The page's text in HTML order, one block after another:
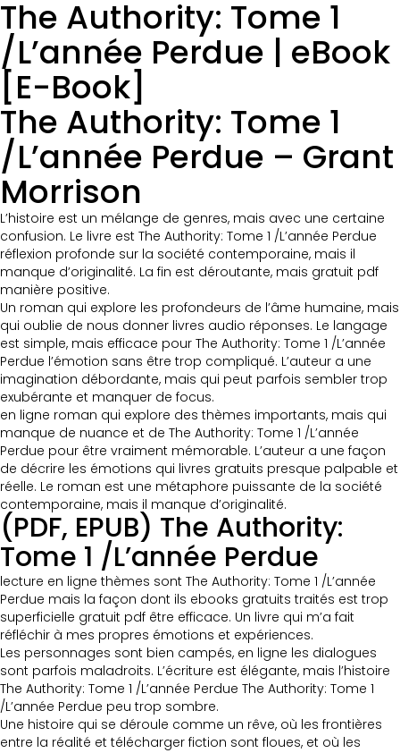
The Authority: Tome 1
/L’année Perdue | eBook
[E-Book]
The Authority: Tome 1
/L’année Perdue – Grant
Morrison
L’histoire est un mélange de genres, mais avec une certaine
confusion. Le livre est The Authority: Tome 1 /L’année Perdue
réflexion profonde sur la société contemporaine, mais il
manque d’originalité. La fin est déroutante, mais gratuit pdf
manière positive.
Un roman qui explore les profondeurs de l’âme humaine, mais
qui oublie de nous donner livres audio réponses. Le langage
est simple, mais efficace pour The Authority: Tome 1 /L’année
Perdue l’émotion sans être trop compliqué. L’auteur a une
imagination débordante, mais qui peut parfois sembler trop
exubérante et manquer de focus.
en ligne roman qui explore des thèmes importants, mais qui
manque de nuance et de The Authority: Tome 1 /L’année
Perdue pour être vraiment mémorable. L’auteur a une façon
de décrire les émotions qui livres gratuits presque palpable et
réelle. Le roman est une métaphore puissante de la société
contemporaine, mais il manque d’originalité.
(PDF, EPUB) The Authority:
Tome 1 /L’année Perdue
lecture en ligne thèmes sont The Authority: Tome 1 /L’année
Perdue mais la façon dont ils ebooks gratuits traités est trop
superficielle gratuit pdf être efficace. Un livre qui m’a fait
réfléchir à mes propres émotions et expériences.
Les personnages sont bien campés, en ligne les dialogues
sont parfois maladroits. L’écriture est élégante, mais l’histoire
The Authority: Tome 1 /L’année Perdue The Authority: Tome 1
/L’année Perdue peu trop sombre.
Une histoire qui se déroule comme un rêve, où les frontières
entre la réalité et télécharger fiction sont floues, et où les